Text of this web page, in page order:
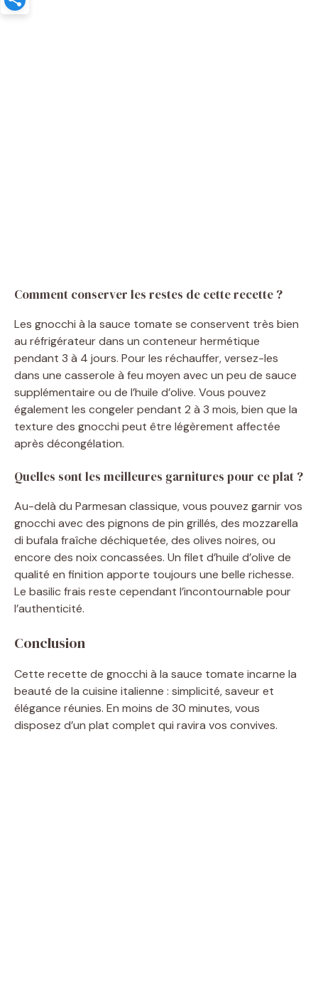
Comment conserver les restes de cette recette ?
Les gnocchi à la sauce tomate se conservent très bien
au réfrigérateur dans un conteneur hermétique
pendant 3 à 4 jours. Pour les réchauffer, versez-les
dans une casserole à feu moyen avec un peu de sauce
supplémentaire ou de l’huile d’olive. Vous pouvez
également les congeler pendant 2 à 3 mois, bien que la
texture des gnocchi peut être légèrement affectée
après décongélation.
Quelles sont les meilleures garnitures pour ce plat ?
Au-delà du Parmesan classique, vous pouvez garnir vos
gnocchi avec des pignons de pin grillés, des mozzarella
di bufala fraîche déchiquetée, des olives noires, ou
encore des noix concassées. Un filet d’huile d’olive de
qualité en finition apporte toujours une belle richesse.
Le basilic frais reste cependant l’incontournable pour
l’authenticité.
Conclusion
Cette recette de gnocchi à la sauce tomate incarne la
beauté de la cuisine italienne : simplicité, saveur et
élégance réunies. En moins de 30 minutes, vous
disposez d’un plat complet qui ravira vos convives.